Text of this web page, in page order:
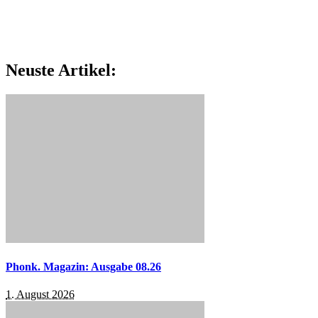
Neuste Artikel:
Phonk. Magazin: Ausgabe 08.26
1. August 2026